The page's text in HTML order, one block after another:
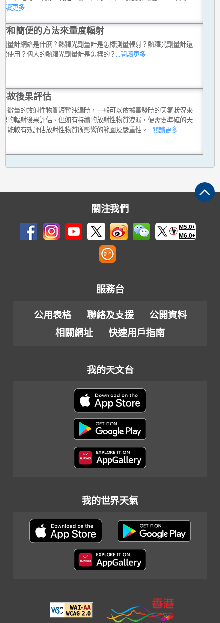
讀更多
和簡便的方法來量度輻射
量計網絡是什麼？熱釋光劑量計是怎樣測量輻射？熱釋光劑量計還
使用？個人的熱釋光劑量計是怎樣的？
...閱讀更多
故後果評估
微量的放射性物質短暫洩漏時，一般可以依據事發時的天氣狀況來
的輻射後果評估。但如有持續的放射性物質洩漏，便需要準確的天
能較有效評估放射性物質所影響的範圍及嚴重性。
...閱讀更多
關注我們
M5.0+
M6.0+
服務台
公用表格 聯絡及支援
公開資料
相關網址
快速用戶指南
我的天文台
我的世界天氣